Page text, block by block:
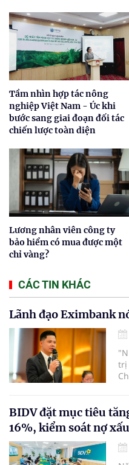
Tầm nhìn hợp tác nông
nghiệp Việt Nam - Úc khi
bước sang giai đoạn đối tác
chiến lược toàn diện
Lương nhân viên công ty
bảo hiểm có mua được một
chỉ vàng?
CÁC TIN KHÁC
Lãnh đạo Eximbank
trị
BIDV đặt mục tiêu
16%, kiểm soát nợ